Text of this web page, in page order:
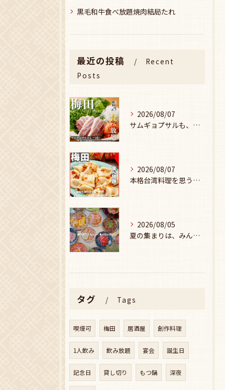
黒毛和牛食べ放題焼肉結局たれ
最近の投稿
Recent
Posts
2026/08/07
サムギョプサルも、食べ放題で楽しみませんか？🥩
2026/08/07
本格台湾料理を思う存分楽しみたい方に、
2026/08/05
夏の集まりは、みんなで焼肉🥩☀️
タグ Tags
喫煙可 梅田 居酒屋 創作料理
1人飲み 飲み放題 宴会 誕生日
記念日 貸し切り もつ鍋 深夜